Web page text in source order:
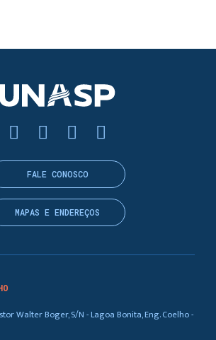
Walter Boger, S/N - Lagoa Bonita, Eng. Coelho -
FALE CONOSCO
MAPAS E ENDEREÇOS